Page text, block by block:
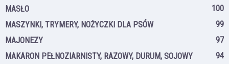
MASŁO
100
MASZYNKI, TRYMERY, NOŻYCZKI DLA PSÓW
99
MAJONEZY
97
MAKARON PEŁNOZIARNISTY, RAZOWY, DURUM, SOJOWY
94